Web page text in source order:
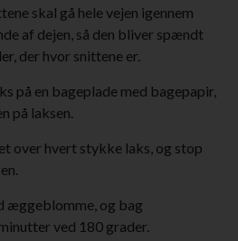
skal gå hele vejen igennem
af dejen, så den bliver spændt
der hvor snittene er.
på en bageplade med bagepapir,
på laksen.
over hvert stykke laks, og stop
æggeblomme, og bag
ved 180 grader.